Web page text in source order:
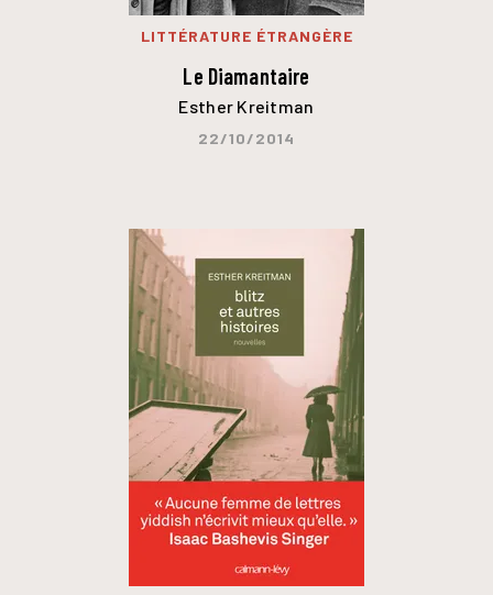
LITTÉRATURE ÉTRANGÈRE
Le Diamantaire
Esther Kreitman
22/10/2014